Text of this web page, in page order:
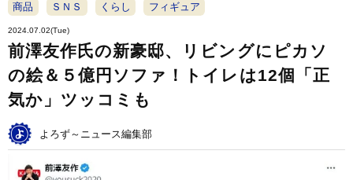
商品 ＳＮＳ くらし フィギュア
2024.07.02(Tue)
前澤友作氏の新豪邸、リビングにピカソ
の絵＆５億円ソファ！トイレは12個「正
気か」ツッコミも
よろず～ニュース編集部